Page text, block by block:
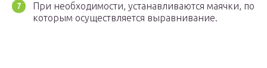
При необходимости, устанавливаются маячки, по
которым осуществляется выравнивание.